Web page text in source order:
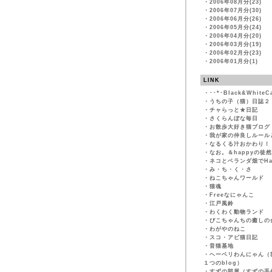
・ 2006年08月分(23)
・ 2006年07月分(30)
・ 2006年06月分(26)
・ 2006年05月分(24)
・ 2006年04月分(20)
・ 2006年03月分(19)
・ 2006年02月分(23)
・ 2006年01月分(1)
LINK
・ ･･*･
・ うちの子（猫）日誌２
・ チャらっと★日記
・ さくらんぼな毎日
・ お散歩大好き猫ブログ
・ 我が家の仲良しルール
・ なるくる汁おかわり！
・ なお。＆happyの徒
・ ネコとベランダ畑で
・ み・ち・く・さ
・ ねこちゃんワールド
・ 猫魂
・ Freeなにゃんこ
・ 江戸風鈴
・ わくわく動物ランド
・ ぴこちゃんちの癒しの
・ わがやのねこ
・ スコ・アビ猫日記
・ 音猫基地
・ ヘーベリわんにゃん（
１つのblog）